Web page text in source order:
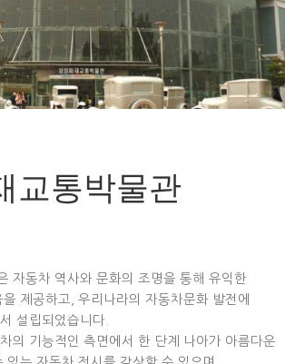
교통박물관
자동차 역사와 문화의 조명을 통해 유익한
제공하고, 우리나라의 자동차문화 발전에
설립되었습니다.
의 기능적인 측면에서 한 단계 나아가 아름다운